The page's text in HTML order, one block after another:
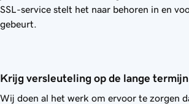
SSL-service stelt het naar behoren in en
gebeurt.
Krijg versleuteling op de lange termijn
Wij doen al het werk om ervoor te zorgen